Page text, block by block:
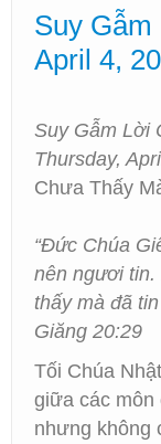
Phát Thanh
Các Hội
Suy Gẫm
April 4,
Suy Gẫm Lời
Thursday,
Chưa Thấy
“Đức Chúa
nên ngươi
thấy mà đã tin
Giăng 20:29
Tối Chúa
giữa các môn
nhưng không